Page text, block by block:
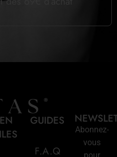
GUIDES
F.A.Q
Abonnez-
vous
pour